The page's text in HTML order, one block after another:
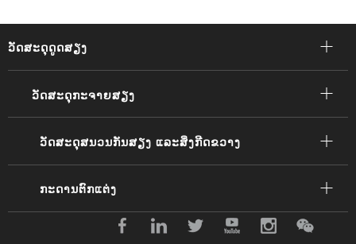
ວັດສະດຸດູດສຽງ
ວັດສະດຸກະຈາຍສຽງ
ວັດສະດຸສນວນກັນສຽງ ແລະສິ່ງກີດຂວາງ
ກະດານຕົກແຕ່ງ